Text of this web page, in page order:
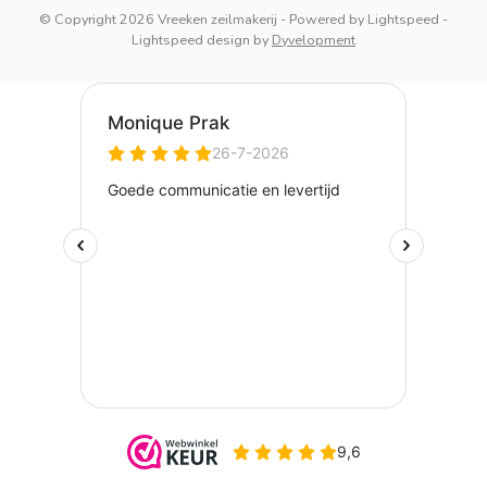
© Copyright 2026 Vreeken zeilmakerij - Powered by Lightspeed -
Lightspeed design by Dyvelopment